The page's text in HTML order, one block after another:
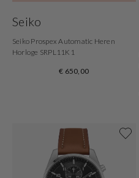
Seiko
Seiko Prospex Automatic Heren
Horloge SRPL11K1
€ 650,00